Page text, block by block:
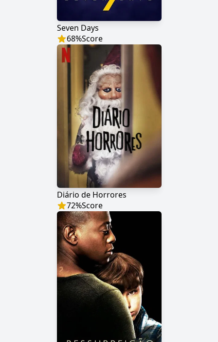
Seven Days
68%Score
Diário de Horrores
72%Score